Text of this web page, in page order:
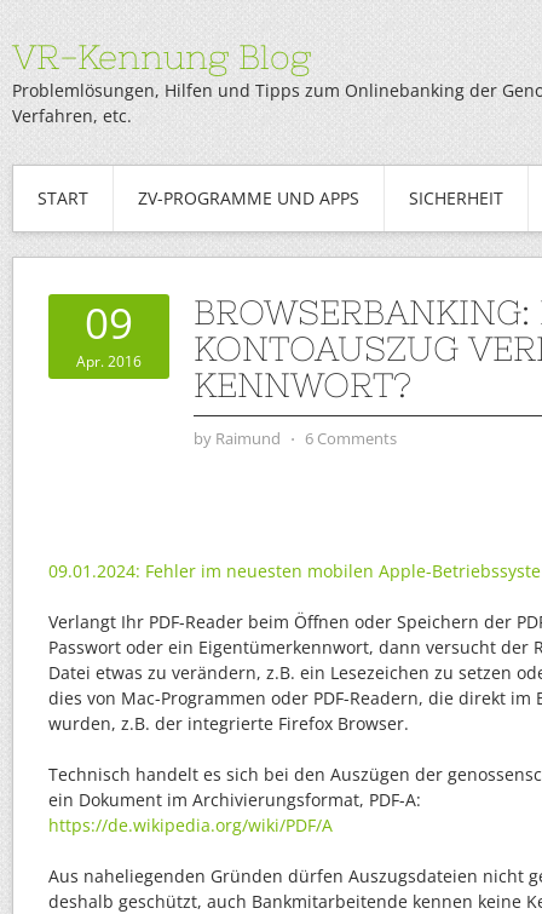
VR-Kennung Blog
Problemlösungen, Hilfen und Tipps zum Onlinebanking der
Verfahren, etc.
START ZV-PROGRAMME UND APPS SICHERHEIT
09
Apr. 2016
BROWSERBANKING:
KONTOAUSZUG
KENNWORT?
by Raimund ⋅ 6 Comments
09.01.2024: Fehler im neuesten mobilen Apple-
Verlangt Ihr PDF-Reader beim Öffnen oder Speichern der
Passwort oder ein Eigentümerkennwort, dann versucht der
Datei etwas zu verändern, z.B. ein Lesezeichen zu setzen
dies von Mac-Programmen oder PDF-Readern, die direkt
wurden, z.B. der integrierte Firefox Browser.
Technisch handelt es sich bei den Auszügen der
ein Dokument im Archivierungsformat, PDF-A:
https://de.wikipedia.org/wiki/PDF/A
Aus naheliegenden Gründen dürfen Auszugsdateien nicht
deshalb geschützt, auch Bankmitarbeitende kennen keine